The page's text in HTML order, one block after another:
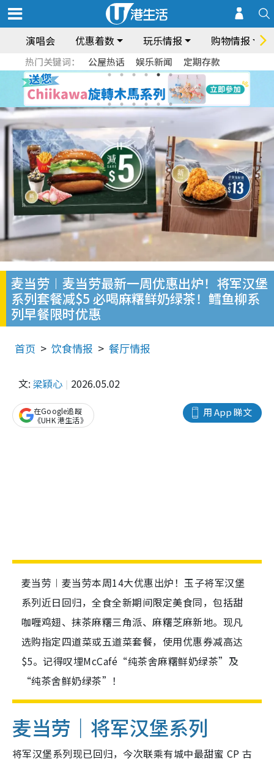
演唱会 优惠着数 玩乐情报 购物情报
热门关键词： 公屋热话 娱乐新闻 定期存款
麦当劳︱麦当劳最新一周优惠出炉！将军汉堡
系列套餐减$5 必喝麻糬鲜奶绿茶！鳕鱼柳系
列早餐限时优惠
首页 饮食情报 餐厅情报
文: 梁穎心 2026.05.02
用 App 睇文
在Google追蹤
《UHK 港生活》
麦当劳︱麦当劳本周14大优惠出炉！玉子将军汉堡
系列近日回归，全食全新期间限定美食同，包括甜
咖喱鸡翅、抹茶麻糬三角派、麻糬芝麻新地。现凡
选购指定四道菜或五道菜套餐，使用优惠券减高达
$5。记得叹埋McCafé“纯茶舍麻糬鲜奶绿茶”及
“纯茶舍鲜奶绿茶”！
麦当劳｜将军汉堡系列
将军汉堡系列现已回归，今次联乘有城中最甜蜜 CP 古